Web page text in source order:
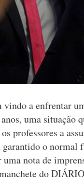
a enfrentar
uma situação
professores a
o normal
nota de
do